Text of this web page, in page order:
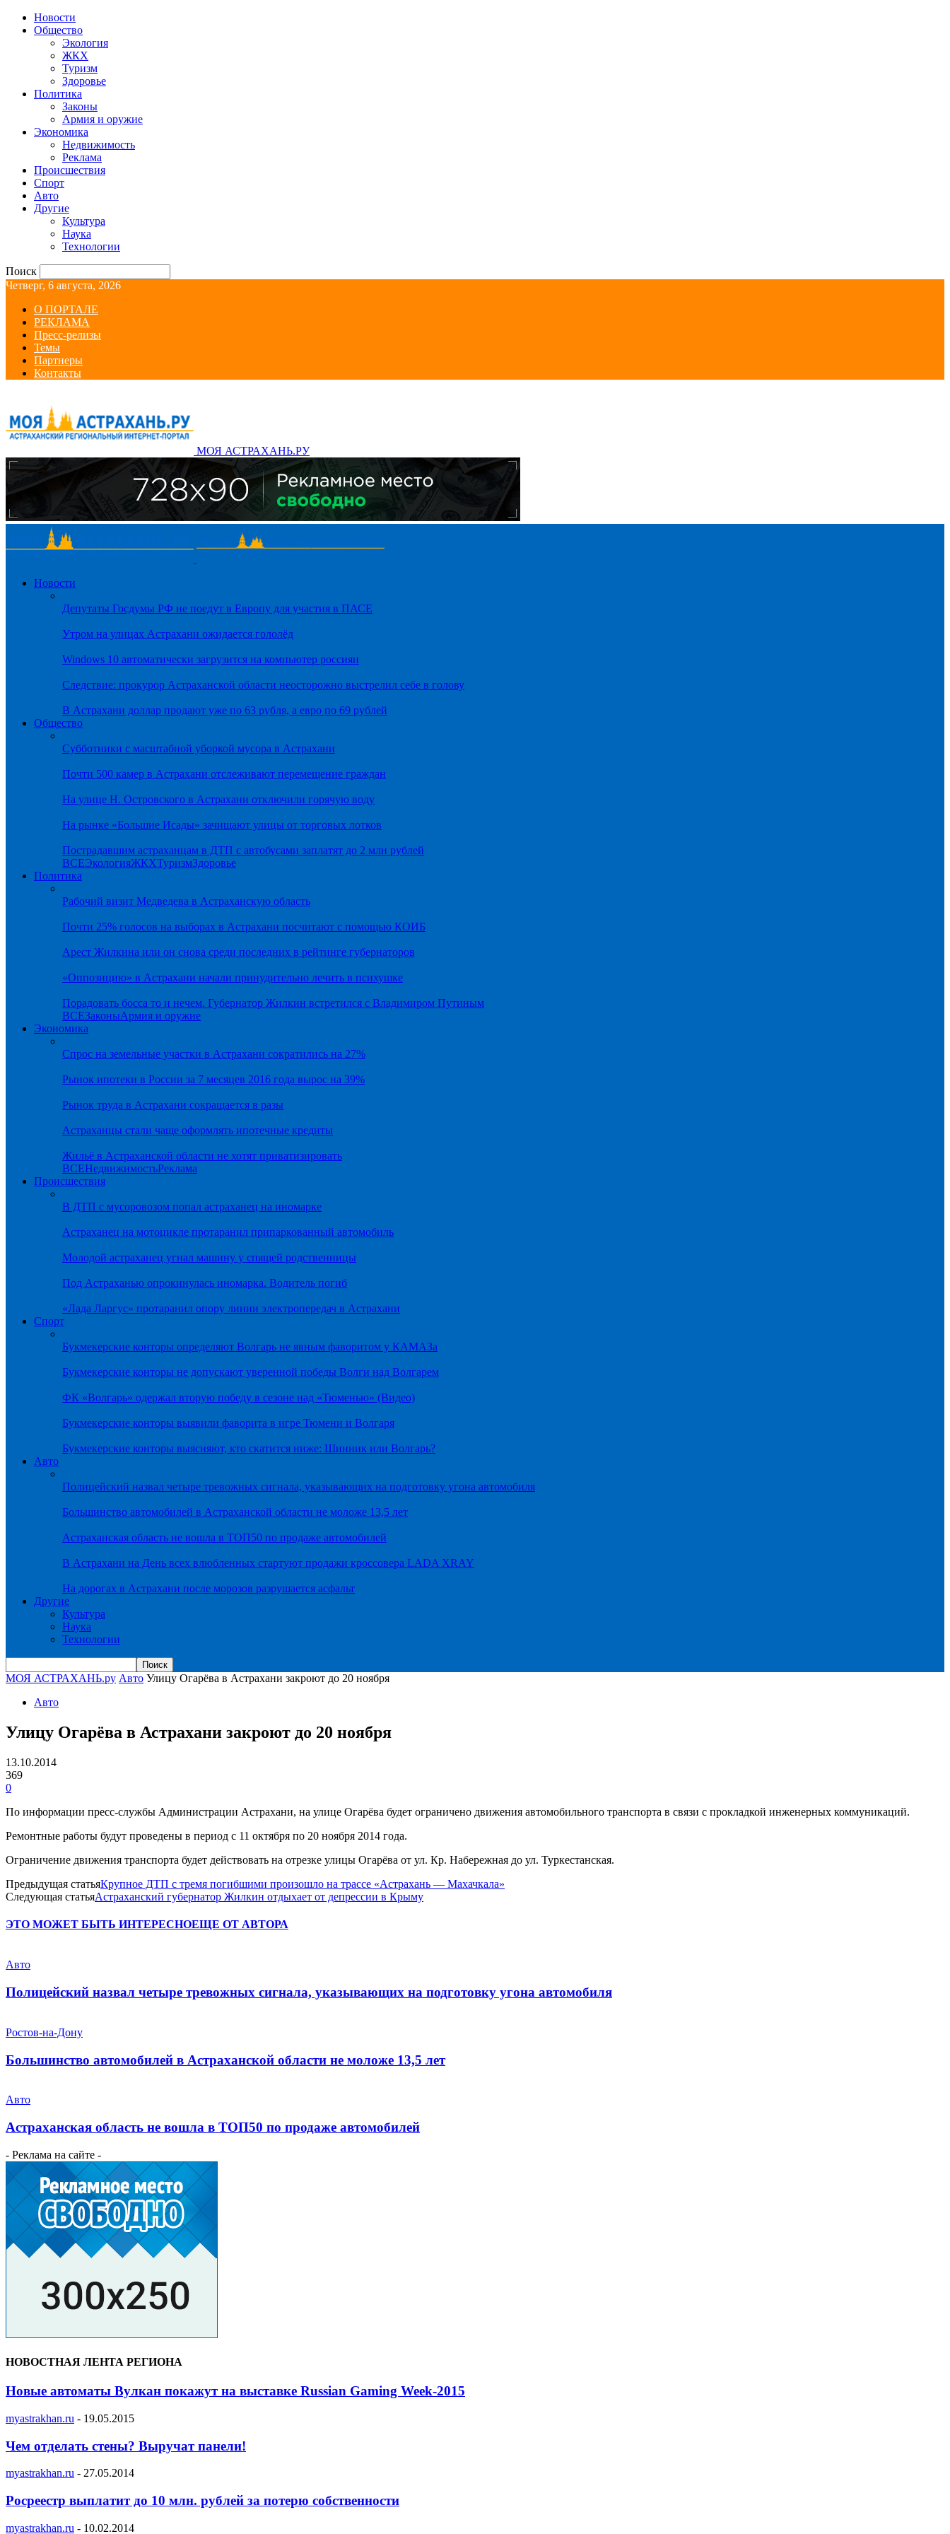
Новости
Общество
Экология
ЖКХ
Туризм
Здоровье
Политика
Законы
Армия и оружие
Экономика
Недвижимость
Реклама
Происшествия
Спорт
Авто
Другие
Культура
Наука
Технологии
Поиск
Четверг, 6 августа, 2026
О ПОРТАЛЕ
РЕКЛАМА
Пресс-релизы
Темы
Партнеры
Контакты
МОЯ АСТРАХАНЬ.РУ
Новости
Депутаты Госдумы РФ не поедут в Европу для участия в ПАСЕ
Утром на улицах Астрахани ожидается гололёд
Windows 10 автоматически загрузится на компьютер россиян
Следствие: прокурор Астраханской области неосторожно выстрелил себе в голову
В Астрахани доллар продают уже по 63 рубля, а евро по 69 рублей
Общество
Субботники с масштабной уборкой мусора в Астрахани
Почти 500 камер в Астрахани отслеживают перемещение граждан
На улице Н. Островского в Астрахани отключили горячую воду
На рынке «Большие Исады» зачищают улицы от торговых лотков
Пострадавшим астраханцам в ДТП с автобусами заплатят до 2 млн рублей
ВСЕЭкологияЖКХТуризмЗдоровье
Политика
Рабочий визит Медведева в Астраханскую область
Почти 25% голосов на выборах в Астрахани посчитают с помощью КОИБ
Арест Жилкина или он снова среди последних в рейтинге губернаторов
«Оппозицию» в Астрахани начали принудительно лечить в психушке
Порадовать босса то и нечем. Губернатор Жилкин встретился с Владимиром Путиным
ВСЕЗаконыАрмия и оружие
Экономика
Спрос на земельные участки в Астрахани сократились на 27%
Рынок ипотеки в России за 7 месяцев 2016 года вырос на 39%
Рынок труда в Астрахани сокращается в разы
Астраханцы стали чаще оформлять ипотечные кредиты
Жильё в Астраханской области не хотят приватизировать
ВСЕНедвижимостьРеклама
Происшествия
В ДТП с мусоровозом попал астраханец на иномарке
Астраханец на мотоцикле протаранил припаркованный автомобиль
Молодой астраханец угнал машину у спящей родственницы
Под Астраханью опрокинулась иномарка. Водитель погиб
«Лада Ларгус» протаранил опору линии электропередач в Астрахани
Спорт
Букмекерские конторы определяют Волгарь не явным фаворитом у КАМАЗа
Букмекерские конторы не допускают уверенной победы Волги над Волгарем
ФК «Волгарь» одержал вторую победу в сезоне над «Тюменью» (Видео)
Букмекерские конторы выявили фаворита в игре Тюмени и Волгаря
Букмекерские конторы выясняют, кто скатится ниже: Шинник или Волгарь?
Авто
Полицейский назвал четыре тревожных сигнала, указывающих на подготовку угона автомобиля
Большинство автомобилей в Астраханской области не моложе 13,5 лет
Астраханская область не вошла в ТОП50 по продаже автомобилей
В Астрахани на День всех влюбленных стартуют продажи кроссовера LADA XRAY
На дорогах в Астрахани после морозов разрушается асфальт
Другие
Культура
Наука
Технологии
МОЯ АСТРАХАНЬ.ру Авто Улицу Огарёва в Астрахани закроют до 20 ноября
Авто
Улицу Огарёва в Астрахани закроют до 20 ноября
13.10.2014
369
0
По информации пресс-службы Администрации Астрахани, на улице Огарёва будет ограничено движения автомобильного транспорта в связи с прокладкой инженерных коммуникаций.
Ремонтные работы будут проведены в период с 11 октября по 20 ноября 2014 года.
Ограничение движения транспорта будет действовать на отрезке улицы Огарёва от ул. Кр. Набережная до ул. Туркестанская.
Предыдущая статьяКрупное ДТП с тремя погибшими произошло на трассе «Астрахань — Махачкала»
Следующая статьяАстраханский губернатор Жилкин отдыхает от депрессии в Крыму
ЭТО МОЖЕТ БЫТЬ ИНТЕРЕСНОЕЩЕ ОТ АВТОРА
Авто
Полицейский назвал четыре тревожных сигнала, указывающих на подготовку угона автомобиля
Ростов-на-Дону
Большинство автомобилей в Астраханской области не моложе 13,5 лет
Авто
Астраханская область не вошла в ТОП50 по продаже автомобилей
- Реклама на сайте -
НОВОСТНАЯ ЛЕНТА РЕГИОНА
Новые автоматы Вулкан покажут на выставке Russian Gaming Week-2015
myastrakhan.ru - 19.05.2015
Чем отделать стены? Выручат панели!
myastrakhan.ru - 27.05.2014
Росреестр выплатит до 10 млн. рублей за потерю собственности
myastrakhan.ru - 10.02.2014